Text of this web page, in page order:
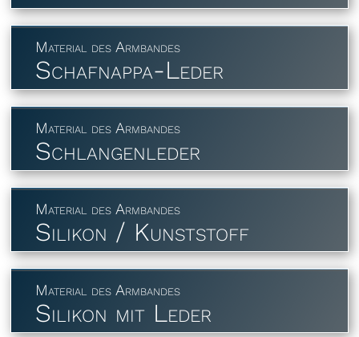
Material des Armbandes
Schafnappa-Leder
Material des Armbandes
Schlangenleder
Material des Armbandes
Silikon / Kunststoff
Material des Armbandes
Silikon mit Leder